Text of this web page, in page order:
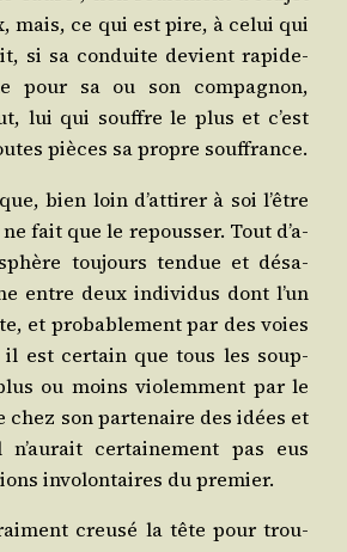
mais, ce qui est pire, à celui qui
si sa conduite devient rapi­de­
pour sa ou son com­pa­gnon,
lui qui souffre le plus et c’est
pièces sa propre souffrance.
bien loin d’at­ti­rer à soi l’être
fait que le repous­ser. Tout d’a­
tou­jours ten­due et désa­
entre deux indi­vi­dus dont l’un
et pro­ba­ble­ment par des voies
il est cer­tain que tous les soup­
ou moins vio­lem­ment par le
son par­te­naire des idées et
n’au­rait cer­tai­ne­ment pas eus
invo­lon­taires du premier.
creu­sé la tête pour trou­